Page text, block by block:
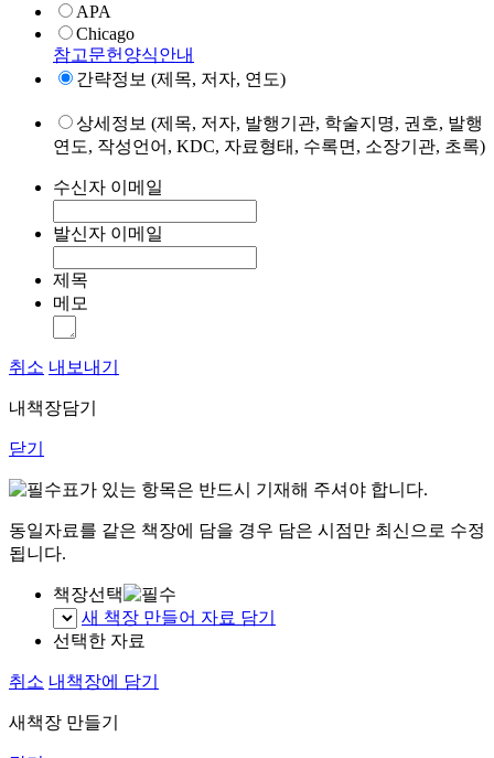
APA
Chicago
참고문헌양식안내
간략정보 (제목, 저자, 연도)
상세정보 (제목, 저자, 발행기관, 학술지명, 권호, 발행
연도, 작성언어, KDC, 자료형태, 수록면, 소장기관, 초록)
수신자 이메일
발신자 이메일
제목
메모
취소 내보내기
내책장담기
닫기
표가 있는 항목은 반드시 기재해 주셔야 합니다.
동일자료를 같은 책장에 담을 경우 담은 시점만 최신으로 수정
됩니다.
책장선택
새 책장 만들어 자료 담기
선택한 자료
취소 내책장에 담기
새책장 만들기